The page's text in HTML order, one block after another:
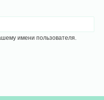
имени пользователя.